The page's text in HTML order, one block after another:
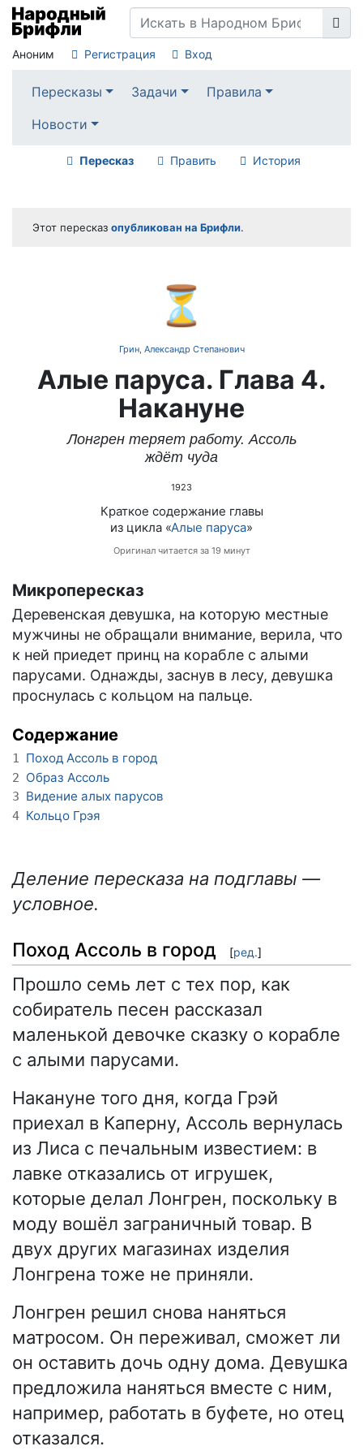
Аноним Регистрация Вход
Пересказы Задачи
Правила
Новости
Пересказ Править История
Этот пересказ опубликован на Брифли.
⏳
Грин, Александр Степанович
Алые паруса. Глава 4.
Накануне
Лонгрен теряет работу. Ассоль
ждёт чуда
1923
Краткое содержание главы
из цикла «Алые паруса»
Оригинал читается за 19 минут
Микропересказ
Деревенская девушка, на которую местные
мужчины не обращали внимание, верила, что
к ней приедет принц на корабле с алыми
парусами. Однажды, заснув в лесу, девушка
проснулась с кольцом на пальце.
Содержание
1 Поход Ассоль в город
2 Образ Ассоль
3 Видение алых парусов
4 Кольцо Грэя
Деление пересказа на подглавы —
условное.
Поход Ассоль в город [ред.]
Прошло семь лет с тех пор, как
собиратель песен рассказал
маленькой девочке сказку о корабле
с алыми парусами.
Накануне того дня, когда Грэй
приехал в Каперну, Ассоль вернулась
из Лиса с печальным известием: в
лавке отказались от игрушек,
которые делал Лонгрен, поскольку в
моду вошёл заграничный товар. В
двух других магазинах изделия
Лонгрена тоже не приняли.
Лонгрен решил снова наняться
матросом. Он переживал, сможет ли
он оставить дочь одну дома. Девушка
предложила наняться вместе с ним,
например, работать в буфете, но отец
отказался.